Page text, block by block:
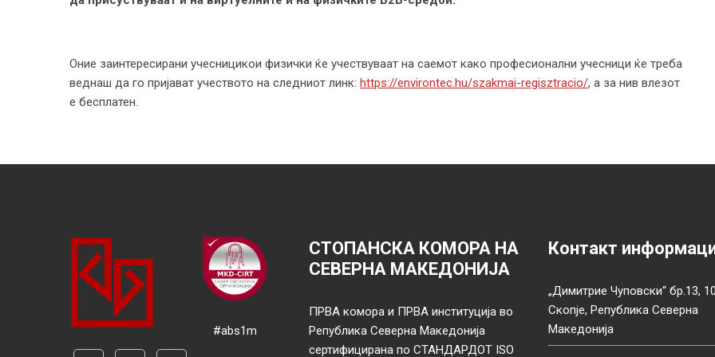
Оние заинтересирани учесницикои физички ќе учествуваат на саемот како професионални учесници ќе треба
веднаш да го пријават учеството на следниот линк: https://environtec.hu/szakmai-regisztracio/, а за нив влезот
е бесплатен.
#abs1m
СТОПАНСКА КОМОРА НА
СЕВЕРНА МАКЕДОНИЈА
ПРВА комора и ПРВА институција во
Република Северна Македонија
сертифицирана по СТАНДАРДОТ ISO
Контакт
„Димитрие Чуповски“ бр.13,
Скопје, Република Северна
Македонија